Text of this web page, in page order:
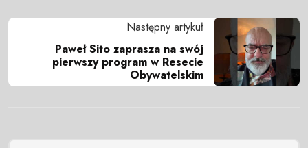
Następny artykuł
Paweł Sito zaprasza na swój
pierwszy program w Resecie
Obywatelskim